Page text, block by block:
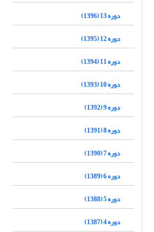
دوره 13 (1396)
دوره 12 (1395)
دوره 11 (1394)
دوره 10 (1393)
دوره 9 (1392)
دوره 8 (1391)
دوره 7 (1390)
دوره 6 (1389)
دوره 5 (1388)
دوره 4 (1387)